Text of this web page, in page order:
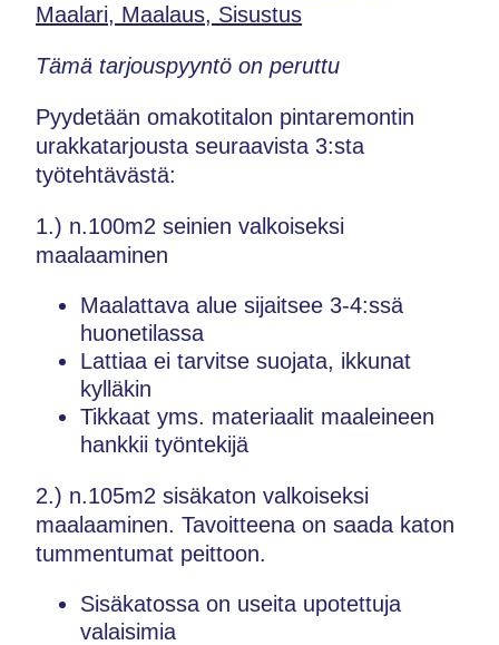
Maalari, Maalaus, Sisustus
Tämä tarjouspyyntö on peruttu
Pyydetään omakotitalon pintaremontin
urakkatarjousta seuraavista 3:sta
työtehtävästä:
1.) n.100m2 seinien valkoiseksi
maalaaminen
Maalattava alue sijaitsee 3-4:ssä
huonetilassa
Lattiaa ei tarvitse suojata, ikkunat
kylläkin
Tikkaat yms. materiaalit maaleineen
hankkii työntekijä
2.) n.105m2 sisäkaton valkoiseksi
maalaaminen. Tavoitteena on saada katon
tummentumat peittoon.
Sisäkatossa on useita upotettuja
valaisimia